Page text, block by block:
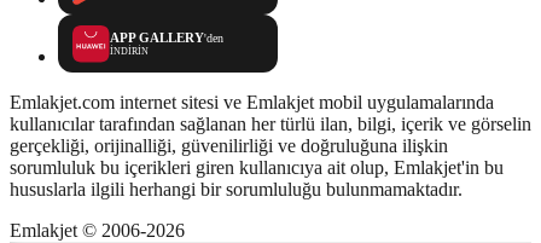
APP GALLERY'den
İNDİRİN
Emlakjet.com internet sitesi ve Emlakjet mobil uygulamalarında
kullanıcılar tarafından sağlanan her türlü ilan, bilgi, içerik ve görselin
gerçekliği, orijinalliği, güvenilirliği ve doğruluğuna ilişkin
sorumluluk bu içerikleri giren kullanıcıya ait olup, Emlakjet'in bu
hususlarla ilgili herhangi bir sorumluluğu bulunmamaktadır.
Emlakjet © 2006-2026